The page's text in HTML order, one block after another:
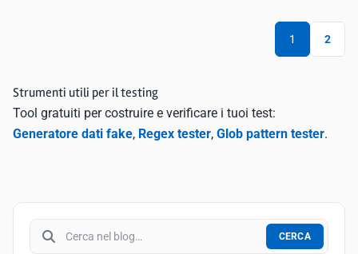
1 2
Strumenti utili per il testing
Tool gratuiti per costruire e verificare i tuoi test:
Generatore dati fake, Regex tester, Glob pattern tester.
Cerca nel blog
CERCA